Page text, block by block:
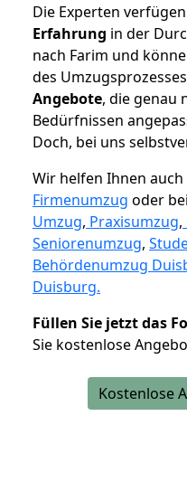
Die Experten
Erfahrung in der
nach Farim und
des
Angebote, die genau
Bedürfnissen
Doch, bei uns
Wir helfen Ihnen
Firmenumzug oder
Umzug, Praxisumzug,
Seniorenumzug,
Behördenumzug
Duisburg.
Füllen Sie jetzt das
Sie kostenlose
Kostenlose